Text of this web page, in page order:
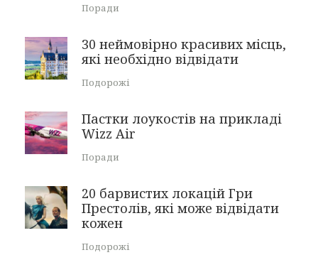
Поради
30 неймовірно красивих місць,
які необхідно відвідати
Подорожі
Пастки лоукостів на прикладі
Wizz Air
Поради
20 барвистих локацій Гри
Престолів, які може відвідати
кожен
Подорожі